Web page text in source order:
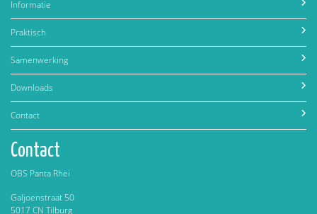
Informatie
Praktisch
Samenwerking
Downloads
Contact
Contact
OBS Panta Rhei
Galjoenstraat 50
5017 CN Tilburg